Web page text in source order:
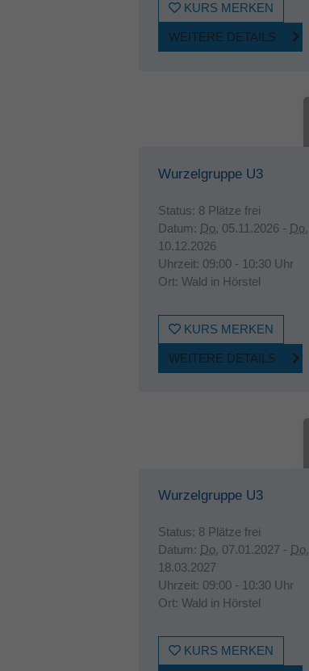
KURS MERKEN
WEITERE DETAILS
Wurzelgruppe U3
Status: 8 Plätze frei
Datum: Do. 05.11.2026 - Do.
10.12.2026
Uhrzeit: 09:00 - 10:30 Uhr
Ort: Wald in Hörstel
KURS MERKEN
WEITERE DETAILS
Wurzelgruppe U3
Status: 8 Plätze frei
Datum: Do. 07.01.2027 - Do.
18.03.2027
Uhrzeit: 09:00 - 10:30 Uhr
Ort: Wald in Hörstel
KURS MERKEN